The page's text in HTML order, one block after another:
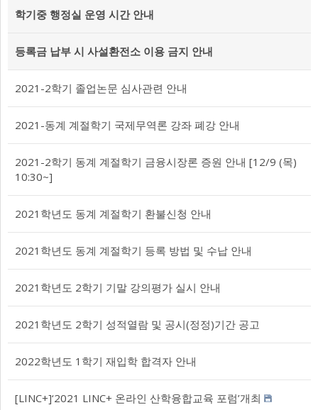
학기중 행정실 운영 시간 안내
등록금 납부 시 사설환전소 이용 금지 안내
2021-2학기 졸업논문 심사관련 안내
2021-동계 계절학기 국제무역론 강좌 폐강 안내
2021-2학기 동계 계절학기 금융시장론 증원 안내 [12/9 (목)
10:30~]
2021학년도 동계 계절학기 환불신청 안내
2021학년도 동계 계절학기 등록 방법 및 수납 안내
2021학년도 2학기 기말 강의평가 실시 안내
2021학년도 2학기 성적열람 및 공시(정정)기간 공고
2022학년도 1학기 재입학 합격자 안내
[LINC+]‘2021 LINC+ 온라인 산학융합교육 포럼’개최